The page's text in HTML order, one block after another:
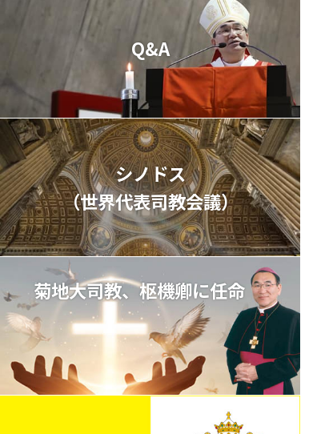
Q&A
シノドス
（世界代表司教会議）
菊地大司教、枢機卿に任命